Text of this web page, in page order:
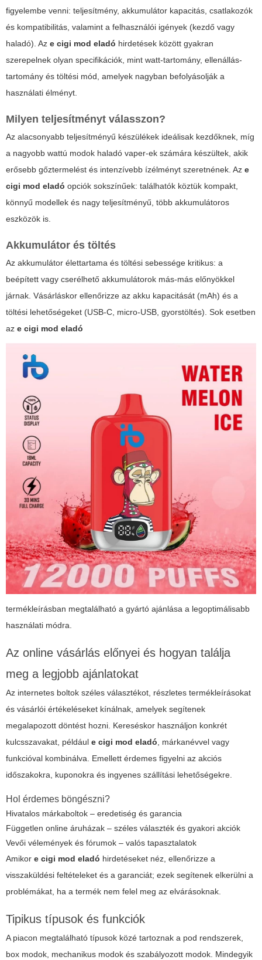
figyelembe venni: teljesítmény, akkumulátor kapacitás, csatlakozók
és kompatibilitás, valamint a felhasználói igények (kezdő vagy
haladó). Az e cigi mod eladó hirdetések között gyakran
szerepelnek olyan specifikációk, mint watt-tartomány, ellenállás-
tartomány és töltési mód, amelyek nagyban befolyásolják a
használati élményt.
Milyen teljesítményt válasszon?
Az alacsonyabb teljesítményű készülékek ideálisak kezdőknek, míg
a nagyobb wattú modok haladó vaper-ek számára készültek, akik
erősebb gőztermelést és intenzívebb ízélményt szeretnének. Az e
cigi mod eladó opciók sokszínűek: találhatók köztük kompakt,
könnyű modellek és nagy teljesítményű, több akkumulátoros
eszközök is.
Akkumulátor és töltés
Az akkumulátor élettartama és töltési sebessége kritikus: a
beépített vagy cserélhető akkumulátorok más-más előnyökkel
járnak. Vásárláskor ellenőrizze az akku kapacitását (mAh) és a
töltési lehetőségeket (USB-C, micro-USB, gyorstöltés). Sok esetben
az e cigi mod eladó
termékleírásban megtalálható a gyártó ajánlása a legoptimálisabb
használati módra.
Az online vásárlás előnyei és hogyan találja
meg a legjobb ajánlatokat
Az internetes boltok széles választékot, részletes termékleírásokat
és vásárlói értékeléseket kínálnak, amelyek segítenek
megalapozott döntést hozni. Kereséskor használjon konkrét
kulcsszavakat, például e cigi mod eladó, márkanévvel vagy
funkcióval kombinálva. Emellett érdemes figyelni az akciós
időszakokra, kuponokra és ingyenes szállítási lehetőségekre.
Hol érdemes böngészni?
Hivatalos márkaboltok – eredetiség és garancia
Független online áruházak – széles választék és gyakori akciók
Vevői vélemények és fórumok – valós tapasztalatok
Amikor e cigi mod eladó hirdetéseket néz, ellenőrizze a
visszaküldési feltételeket és a garanciát; ezek segítenek elkerülni a
problémákat, ha a termék nem felel meg az elvárásoknak.
Tipikus típusok és funkciók
A piacon megtalálható típusok közé tartoznak a pod rendszerek,
box modok, mechanikus modok és szabályozott modok. Mindegyik